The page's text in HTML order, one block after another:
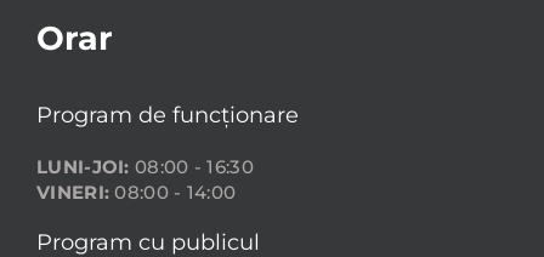
Orar
Program de funcționare
LUNI-JOI: 08:00 - 16:30
VINERI: 08:00 - 14:00
Program cu publicul